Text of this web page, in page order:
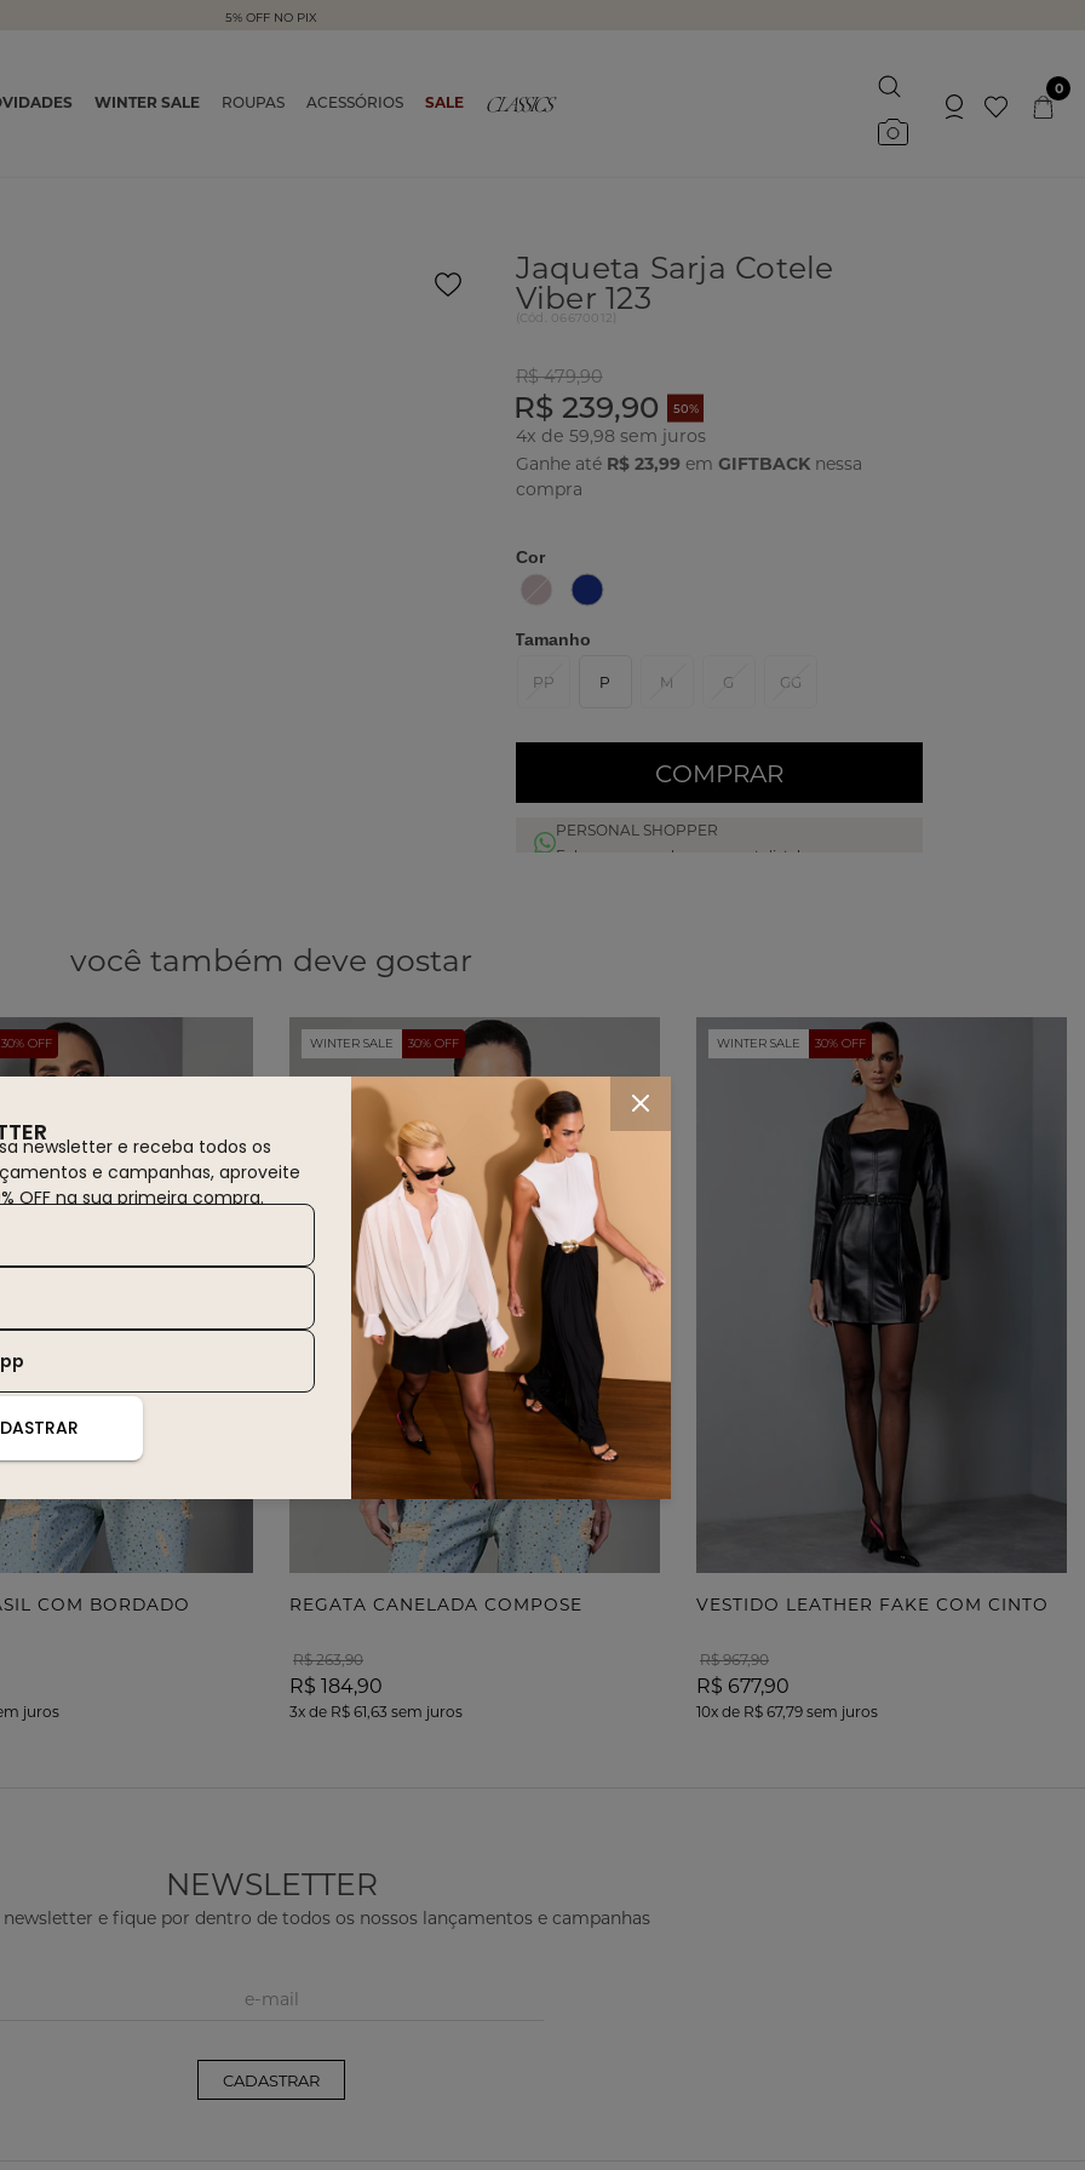
5% OFF NO PIX
WINTER SALE ROUPAS ACESSÓRIOS SALE
0
Jaqueta Sarja Cotele
Viber 123
(Cód. 06670012
R$ 479,90
R$ 239,90 50%
4x de 59,98
Ganhe até R$ 23,99em GIFTBACKnessa
compra
Cor
Tamanho
PP P M G GG
COMPRAR
PERSONAL SHOPPER
Fale com uma das nossas stylists!
descrição do produto
você também deve gostar
30% OFF
COM BORDADO
juros
WINTER SALE 30% OFF
REGATA CANELADA COMPOSE
R$ 263,90
R$ 184,90
3xde R$ 61,63 sem juros
WINTER SALE 30% OFF
VESTIDO LEATHER FAKE COM CINTO
R$ 967,90
R$ 677,90
10xde R$ 67,79sem juros
NEWSLETTER
newsletter e fique por dentro de todos os nossos lançamentos e campanhas
CADASTRAR
newsletter e receba todos os
e campanhas, aproveite
OFF na sua primeira compra.